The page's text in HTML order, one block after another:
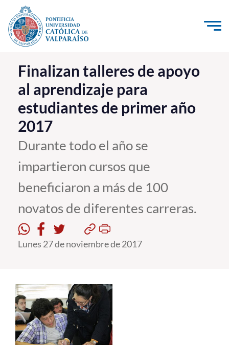
Click acá para ir directamente al contenido
La Universidad
Investigación, Creación e Innovación
PUCV Internacional
Vinculación con el Medio
Admisión
Pregrado
Formación Continua
Funcionarios
Alumni
Finalizan talleres de apoyo
al aprendizaje para
estudiantes de primer año
2017
Durante todo el año se
impartieron cursos que
beneficiaron a más de 100
novatos de diferentes carreras.
Lunes 27 de noviembre de 2017